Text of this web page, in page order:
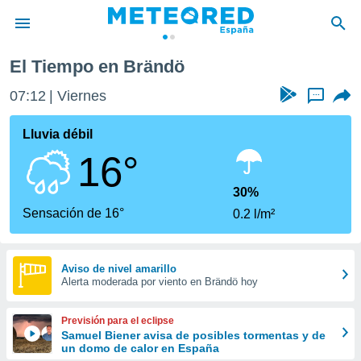
de
por
se
calidad.
a este
las
y
digital
basada
El Tiempo en Brändö
07:12 Viernes ...
Lluvia débil
16°
Sensación de 16°
30%
0.2 l/m²
Aviso de nivel amarillo
Alerta moderada por viento en Brändö hoy
Previsión para el eclipse
Samuel Biener avisa de posibles tormentas y de
un domo de calor en España